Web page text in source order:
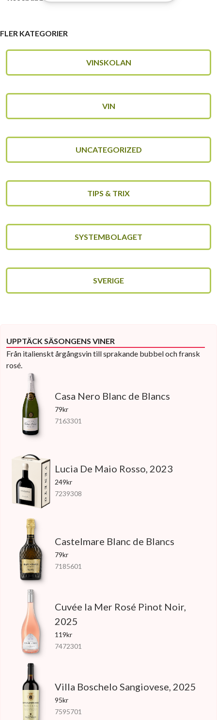
FLER KATEGORIER
VINSKOLAN
VIN
UNCATEGORIZED
TIPS & TRIX
SYSTEMBOLAGET
SVERIGE
UPPTÄCK SÄSONGENS VINER
Från italienskt årgångsvin till sprakande bubbel och fransk
rosé.
Casa Nero Blanc de Blancs
79kr
7163301
Lucia De Maio Rosso, 2023
249kr
7239308
Castelmare Blanc de Blancs
79kr
7185601
Cuvée la Mer Rosé Pinot Noir,
2025
119kr
7472301
Villa Boschelo Sangiovese, 2025
95kr
7595701